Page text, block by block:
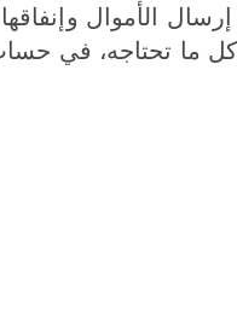
الأموال وإنفاقها
كل ما تحتاجه، في